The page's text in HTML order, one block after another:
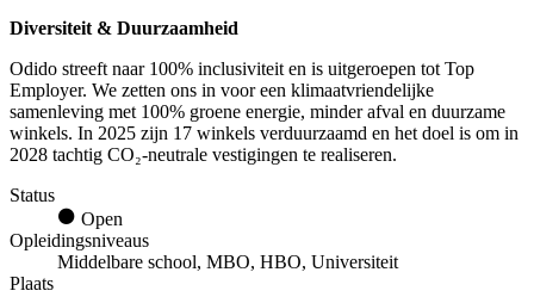
Diversiteit & Duurzaamheid
Odido streeft naar 100% inclusiviteit en is uitgeroepen tot Top
Employer. We zetten ons in voor een klimaatvriendelijke
samenleving met 100% groene energie, minder afval en duurzame
winkels. In 2025 zijn 17 winkels verduurzaamd en het doel is om in
2028 tachtig CO₂-neutrale vestigingen te realiseren.
Status
Open
Opleidingsniveaus
Middelbare school, MBO, HBO, Universiteit
Plaats